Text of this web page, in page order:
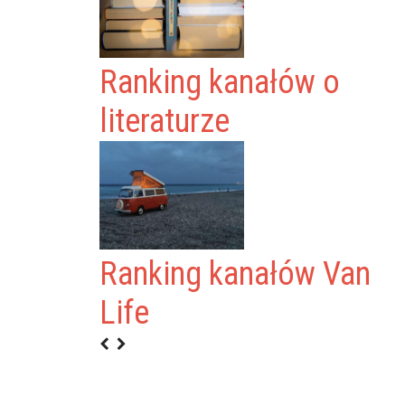
Ranking kanałów o
literaturze
Ranking kanałów Van
Life
STUDENTÓW RP